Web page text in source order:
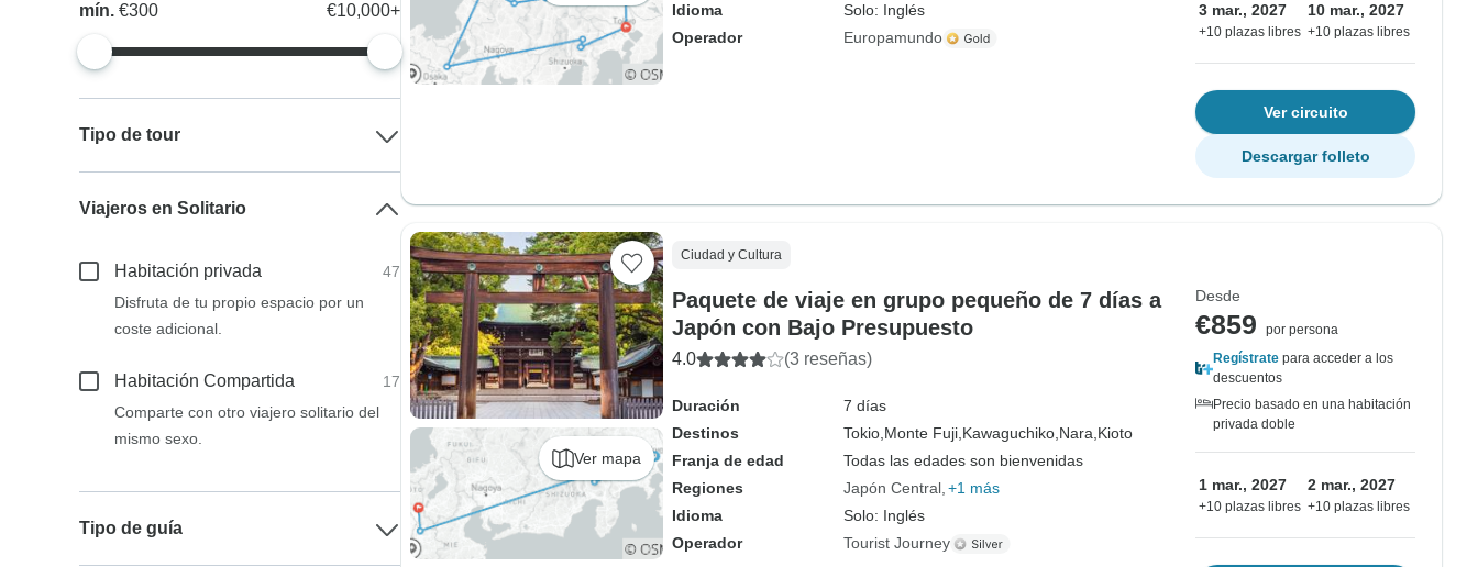
Idioma
Solo: Inglés
Operador
Europamundo
3 mar., 2027
+10 plazas libres
10 mar., 2027
+10 plazas libres
Ver circuito
Descargar folleto
Ver mapa
Ciudad y Cultura
Paquete de viaje en grupo pequeño de 7 días a
Japón con Bajo Presupuesto
4.0 (3 reseñas)
Duración
7 días
Destinos
Tokio, Monte Fuji, Kawaguchiko, Nara, Kioto
Franja de edad
Todas las edades son bienvenidas
Regiones
Japón Central +1 más
Idioma
Solo: Inglés
Operador
Tourist Journey
Desde
€859
por persona
Regístrate para acceder a los
descuentos
Precio basado en una habitación
privada doble
1 mar., 2027
+10 plazas libres
2 mar., 2027
+10 plazas libres
mín.€300 €10,000+
Tipo de tour
Viajeros en Solitario
Habitación privada
47
Disfruta de tu propio espacio por un
coste adicional.
Habitación Compartida
17
Comparte con otro viajero solitario del
mismo sexo.
Tipo de guía